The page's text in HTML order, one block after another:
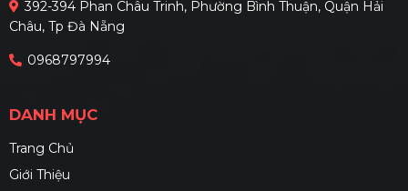
392-394 Phan Châu Trinh, Phường Bình Thuận, Quận Hải
Châu, Tp Đà Nẵng
0968797994
DANH MỤC
Trang Chủ
Giới Thiệu